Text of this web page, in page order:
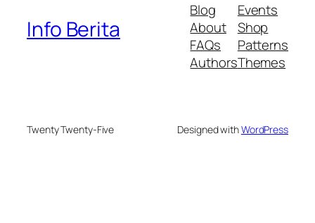
Info Berita
Blog
About
FAQs
Authors
Events
Shop
Patterns
Themes
Twenty Twenty-Five Designed withWordPress